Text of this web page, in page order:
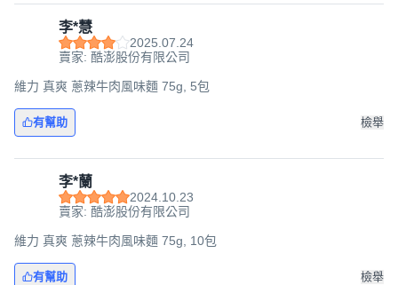
李*慧
2025.07.24
賣家: 酷澎股份有限公司
維力 真爽 蔥辣牛肉風味麵 75g, 5包
有幫助 檢舉
李*蘭
2024.10.23
賣家: 酷澎股份有限公司
維力 真爽 蔥辣牛肉風味麵 75g, 10包
有幫助 檢舉